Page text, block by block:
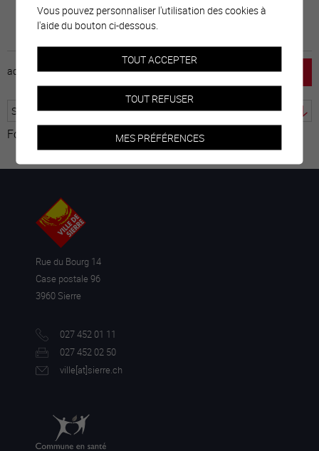
accueil horaire emploi mentions légales
Fourni par Traduction
Rue du Bourg 14
Case postale 96
3960 Sierre
027 452 01 11
027 452 02 50
ville[at]sierre.ch
Vous pouvez personnaliser l'utilisation des cookies à
l'aide du bouton ci-dessous.
TOUT ACCEPTER
TOUT REFUSER
MES PRÉFÉRENCES